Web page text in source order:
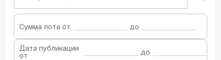
Сумма лота от до
Дата публикации
от
до